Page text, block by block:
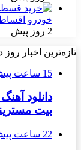
خودرو
2 روز پیش
تازه‌ترین اخبار روز
15 ساعت پیش
دانلود
بیت
22 ساعت پیش